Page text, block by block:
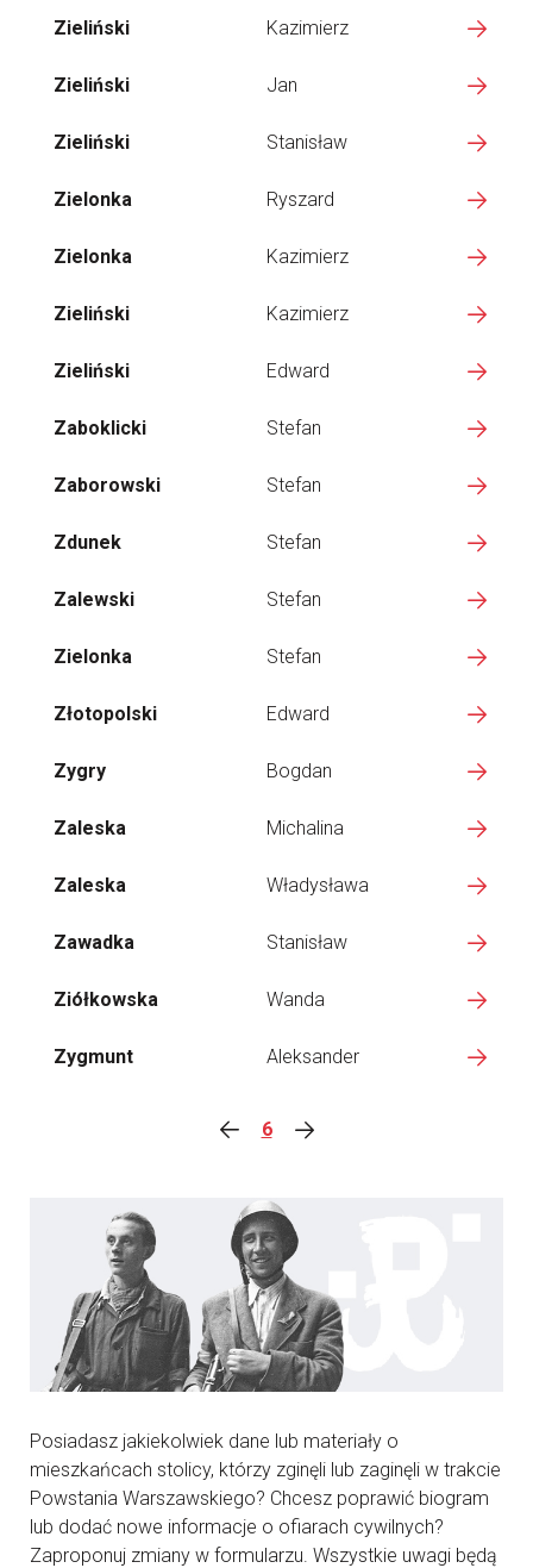
Zieliński Kazimierz
Zieliński Jan
Zieliński Stanisław
Zielonka Ryszard
Zielonka Kazimierz
Zieliński Kazimierz
Zieliński Edward
Zaboklicki Stefan
Zaborowski Stefan
Zdunek Stefan
Zalewski Stefan
Zielonka Stefan
Złotopolski Edward
Zygry Bogdan
Zaleska Michalina
Zaleska Władysława
Zawadka Stanisław
Ziółkowska Wanda
Zygmunt Aleksander
6
Posiadasz jakiekolwiek dane lub materiały o
mieszkańcach stolicy, którzy zginęli lub zaginęli w trakcie
Powstania Warszawskiego? Chcesz poprawić biogram
lub dodać nowe informacje o ofiarach cywilnych?
Zaproponuj zmiany w formularzu. Wszystkie uwagi będą